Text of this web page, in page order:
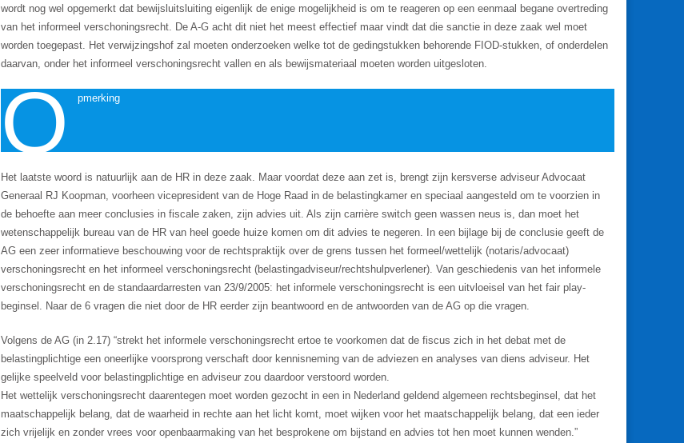
wordt nog wel opgemerkt dat bewijsluitsluiting eigenlijk de enige mogelijkheid is om te reageren op een eenmaal begane overtreding
van het informeel verschoningsrecht. De A-G acht dit niet het meest effectief maar vindt dat die sanctie in deze zaak wel moet
worden toegepast. Het verwijzingshof zal moeten onderzoeken welke tot de gedingstukken behorende FIOD-stukken, of onderdelen
daarvan, onder het informeel verschoningsrecht vallen en als bewijsmateriaal moeten worden uitgesloten.
O pmerking
Het laatste woord is natuurlijk aan de HR in deze zaak. Maar voordat deze aan zet is, brengt zijn kersverse adviseur Advocaat
Generaal RJ Koopman, voorheen vicepresident van de Hoge Raad in de belastingkamer en speciaal aangesteld om te voorzien in
de behoefte aan meer conclusies in fiscale zaken, zijn advies uit. Als zijn carrière switch geen wassen neus is, dan moet het
wetenschappelijk bureau van de HR van heel goede huize komen om dit advies te negeren. In een bijlage bij de conclusie geeft de
AG een zeer informatieve beschouwing voor de rechtspraktijk over de grens tussen het formeel/wettelijk (notaris/advocaat)
verschoningsrecht en het informeel verschoningsrecht (belastingadviseur/rechtshulpverlener). Van geschiedenis van het informele
verschoningsrecht en de standaardarresten van 23/9/2005: het informele verschoningsrecht is een uitvloeisel van het fair play-
beginsel. Naar de 6 vragen die niet door de HR eerder zijn beantwoord en de antwoorden van de AG op die vragen.
Volgens de AG (in 2.17) “strekt het informele verschoningsrecht ertoe te voorkomen dat de fiscus zich in het debat met de
belastingplichtige een oneerlijke voorsprong verschaft door kennisneming van de adviezen en analyses van diens adviseur. Het
gelijke speelveld voor belastingplichtige en adviseur zou daardoor verstoord worden.
Het wettelijk verschoningsrecht daarentegen moet worden gezocht in een in Nederland geldend algemeen rechtsbeginsel, dat het
maatschappelijk belang, dat de waarheid in rechte aan het licht komt, moet wijken voor het maatschappelijk belang, dat een ieder
zich vrijelijk en zonder vrees voor openbaarmaking van het besprokene om bijstand en advies tot hen moet kunnen wenden.”